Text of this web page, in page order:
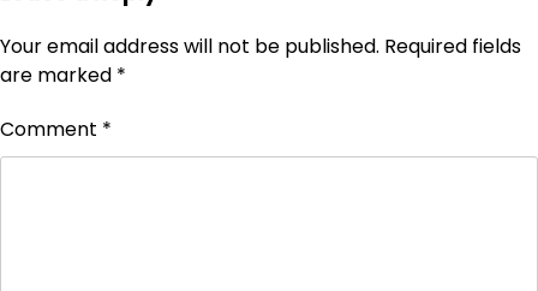
Your email address will not be published. Required fields
are marked *
Comment *